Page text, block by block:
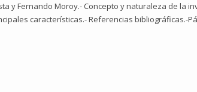
y Fernando Moroy.- Concepto y naturaleza de la
características.- Referencias bibliográficas.-